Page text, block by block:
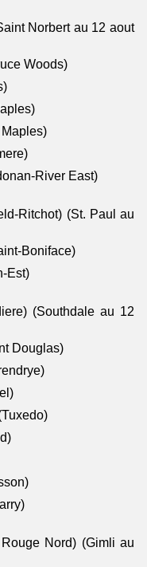
Norbert au 12 aout
Woods)
River East)
Ritchot) (St. Paul au
Boniface)
Est)
(Southdale au 12
Douglas)
Nord) (Gimli au